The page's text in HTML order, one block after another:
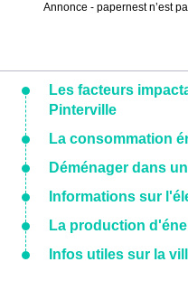
Annonce - papernest n’est
Les facteurs
Pinterville
La consommation
Déménager dans
Informations sur
La production
Infos utiles sur la